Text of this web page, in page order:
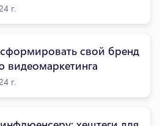
г.
свой бренд
г.